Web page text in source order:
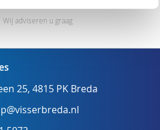
Wij adviseren u graag
25, 4815 PK Breda